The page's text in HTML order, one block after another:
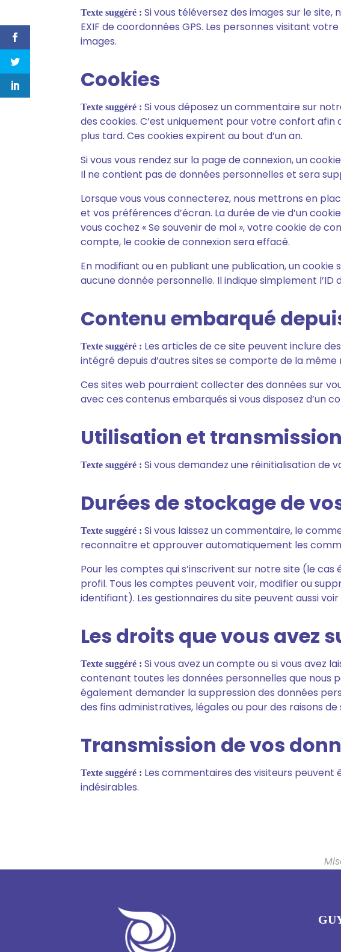
Texte suggéré :Si vous téléversez des images sur le
EXIF de coordonnées GPS. Les personnes visitant
images.
Cookies
Texte suggéré :Si vous déposez un commentaire sur
des cookies. C’est uniquement pour votre confort
plus tard. Ces cookies expirent au bout d’un an.
Si vous vous rendez sur la page de connexion, un
Il ne contient pas de données personnelles et sera
Lorsque vous vous connecterez, nous mettrons en
et vos préférences d’écran. La durée de vie d’un
vous cochez « Se souvenir de moi », votre cookie de
compte, le cookie de connexion sera effacé.
En modifiant ou en publiant une publication, un
aucune donnée personnelle. Il indique simplement l’ID
Contenu embarqué
Texte suggéré : Les articles de ce site peuvent inclure
intégré depuis d’autres sites se comporte de la
Ces sites web pourraient collecter des données sur
avec ces contenus embarqués si vous disposez d’un
Utilisation et
Texte suggéré :Si vous demandez une réinitialisation de
Durées de stockage de
Texte suggéré :Si vous laissez un commentaire, le
reconnaître et approuver automatiquement les
Pour les comptes qui s’inscrivent sur notre site (le
profil. Tous les comptes peuvent voir, modifier ou
identifiant). Les gestionnaires du site peuvent aussi
Les droits que vous avez
Texte suggéré :Si vous avez un compte ou si vous avez
contenant toutes les données personnelles que nous
également demander la suppression des données
des fins administratives, légales ou pour des raisons de
Transmission de vos
Texte suggéré : Les commentaires des visiteurs peuvent
indésirables.